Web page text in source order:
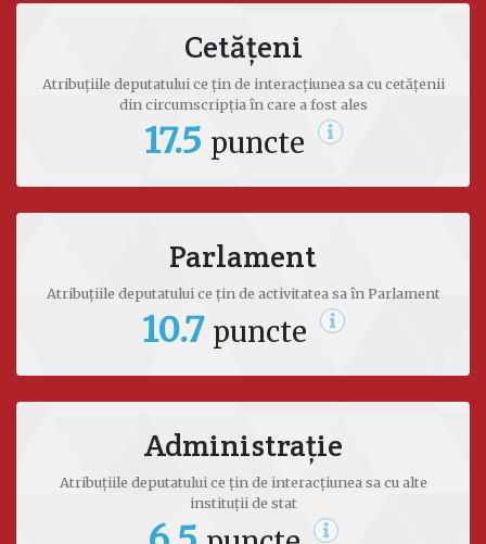
Cetățeni
Atribuțiile deputatului ce țin de interacțiunea sa cu cetățenii
din circumscripția în care a fost ales
17.5 puncte
Parlament
Atribuțiile deputatului ce țin de activitatea sa în Parlament
10.7 puncte
Administrație
Atribuțiile deputatului ce țin de interacțiunea sa cu alte
instituții de stat